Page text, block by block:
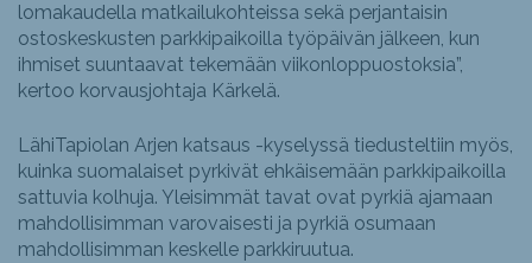
lomakaudella matkailukohteissa sekä perjantaisin
ostoskeskusten parkkipaikoilla työpäivän jälkeen, kun
ihmiset suuntaavat tekemään viikonloppuostoksia”,
kertoo korvausjohtaja Kärkelä.
LähiTapiolan Arjen katsaus -kyselyssä tiedusteltiin myös,
kuinka suomalaiset pyrkivät ehkäisemään parkkipaikoilla
sattuvia kolhuja. Yleisimmät tavat ovat pyrkiä ajamaan
mahdollisimman varovaisesti ja pyrkiä osumaan
mahdollisimman keskelle parkkiruutua.